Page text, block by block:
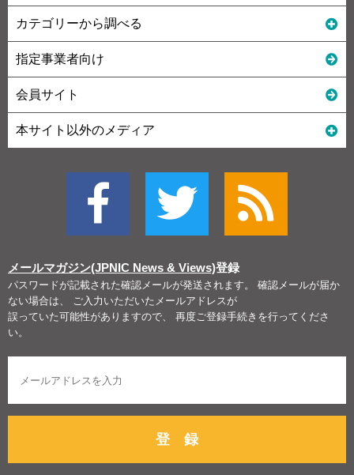
カテゴリーから調べる
指定事業者向け
会員サイト
本サイト以外のメディア
メールマガジン(JPNIC News & Views)登録
パスワードが記載された確認メールが発送されます。 確認メールが届か
ない場合は、 ご入力いただいたメールアドレスが
誤っていた可能性がありますので、 再度ご登録手続きを行ってくださ
い。
登 録